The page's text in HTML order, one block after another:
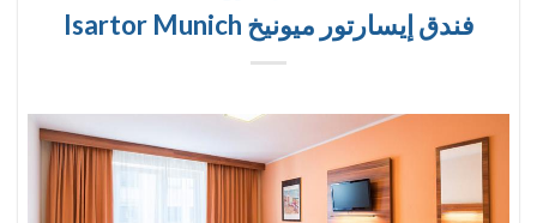
فندق إيسارتور ميونيخ Isartor Munich